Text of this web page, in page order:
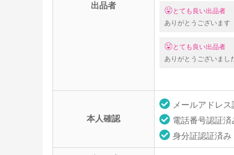
出品者
とても良い出品者
ありがとうございます
とても良い出品者
ありがとうございまし
本人確認
メールアドレ
電話番号認証済
身分証認証済み